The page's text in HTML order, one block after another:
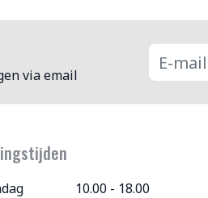
via email
10.00 - 18.00